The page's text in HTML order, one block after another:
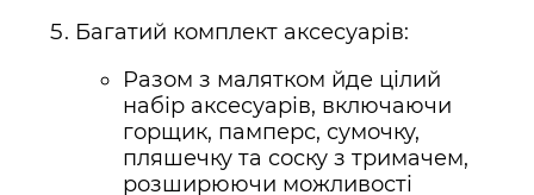
Багатий комплект аксесуарів:
Разом з малятком йде цілий
набір аксесуарів, включаючи
горщик, памперс, сумочку,
пляшечку та соску з тримачем,
розширюючи можливості